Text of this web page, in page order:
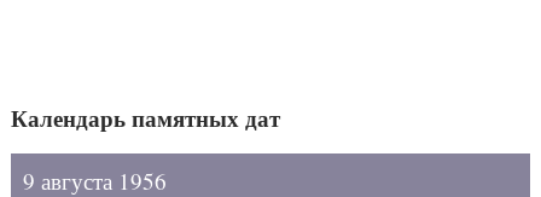
Календарь памятных дат
9 августа 1956